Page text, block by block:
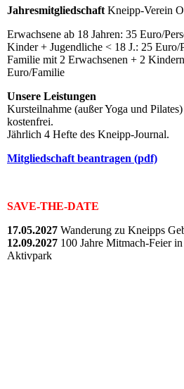
Jahresmitgliedschaft Kneipp-Verein
Erwachsene ab 18 Jahren: 35 Euro/
Kinder + Jugendliche < 18 J.: 25 Euro/
Familie mit 2 Erwachsenen + 2
Euro/Familie
Unsere Leistungen
Kursteilnahme (außer Yoga und
kostenfrei.
Jährlich 4 Hefte des Kneipp-Journal.
Mitgliedschaft beantragen (pdf)
SAVE-THE-DATE
17.05.2027 Wanderung zu Kneipps
12.09.2027 100 Jahre Mitmach-Feier
Aktivpark